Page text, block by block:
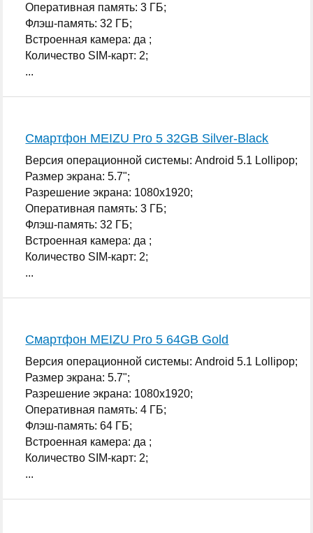
Оперативная память: 3 ГБ;
Флэш-память: 32 ГБ;
Встроенная камера: да ;
Количество SIM-карт: 2;
...
Смартфон MEIZU Pro 5 32GB Silver-Black
Версия операционной системы: Android 5.1 Lollipop;
Размер экрана: 5.7";
Разрешение экрана: 1080x1920;
Оперативная память: 3 ГБ;
Флэш-память: 32 ГБ;
Встроенная камера: да ;
Количество SIM-карт: 2;
...
Смартфон MEIZU Pro 5 64GB Gold
Версия операционной системы: Android 5.1 Lollipop;
Размер экрана: 5.7";
Разрешение экрана: 1080x1920;
Оперативная память: 4 ГБ;
Флэш-память: 64 ГБ;
Встроенная камера: да ;
Количество SIM-карт: 2;
...